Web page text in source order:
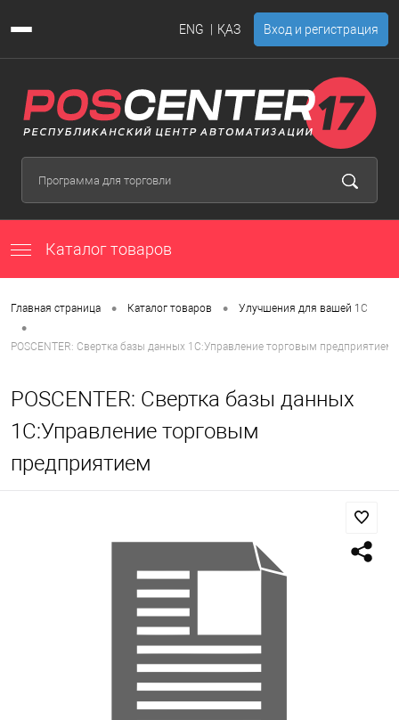
ENG ҚАЗ Вход и регистрация
Каталог товаров
Главная страница • Каталог товаров • Улучшения для вашей 1С
•
POSCENTER: Свертка базы данных 1С:Управление торговым предприятием
POSCENTER: Свертка базы данных
1С:Управление торговым
предприятием